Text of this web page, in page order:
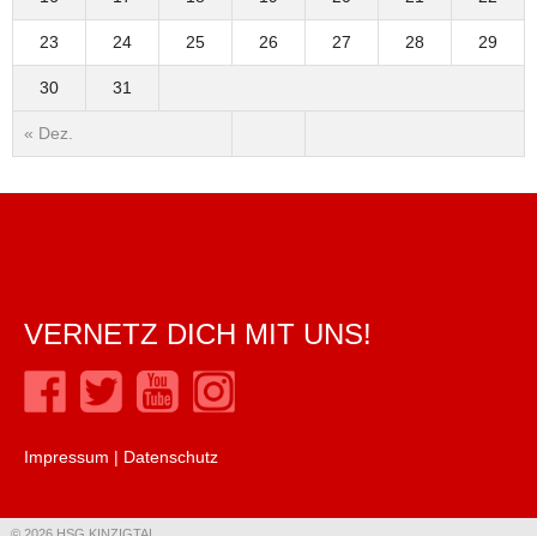
« Dez.
23 24 25 26 27 28 29
30 31
VERNETZ DICH MIT UNS!
Impressum | Datenschutz